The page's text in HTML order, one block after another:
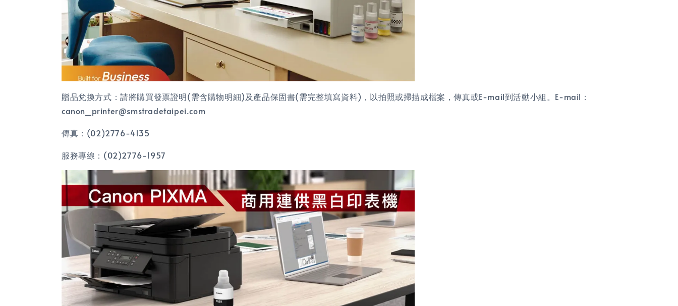
贈品兌換方式：請將購買發票證明(需含購物明細)及產品保固書(需完整填寫資料)，以拍照或掃描成檔案，傳真或E-mail到活動小組。E-mail：
canon_printer@smstradetaipei.com
傳真：(02)2776-4135
服務專線：(02)2776-1957